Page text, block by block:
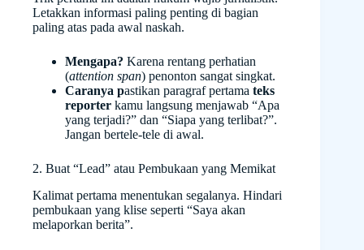
Letakkan informasi paling penting di bagian
paling atas pada awal naskah.
Mengapa? Karena rentang perhatian
(attention span) penonton sangat singkat.
Caranya pastikan paragraf pertama teks
reporter kamu langsung menjawab “Apa
yang terjadi?” dan “Siapa yang terlibat?”.
Jangan bertele-tele di awal.
2. Buat “Lead” atau Pembukaan yang Memikat
Kalimat pertama menentukan segalanya. Hindari
pembukaan yang klise seperti “Saya akan
melaporkan berita”.